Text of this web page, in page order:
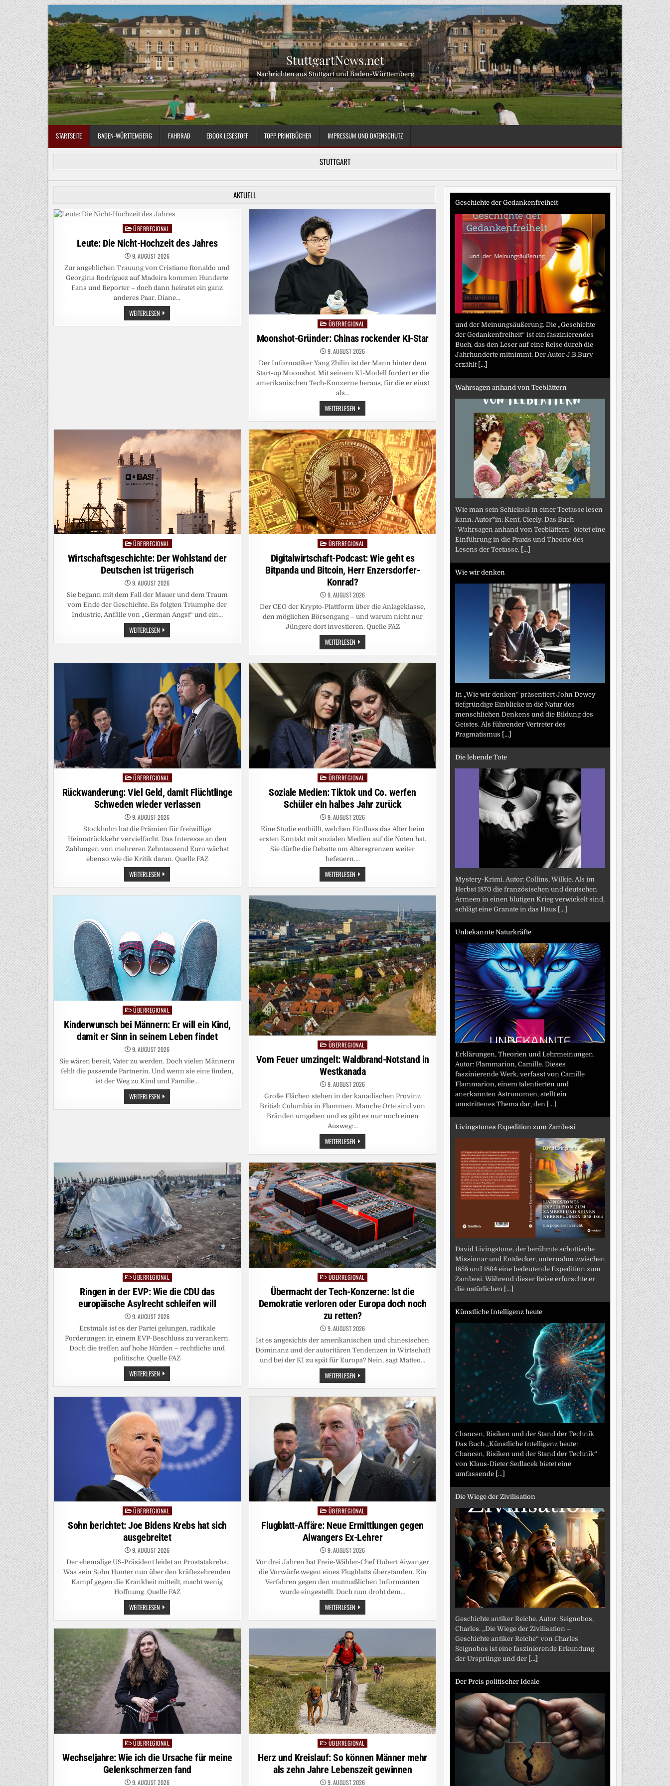
Skip
to
content
StuttgartNews.net
Nachrichten aus Stuttgart und Baden-Württemberg
STARTSEITE BADEN-WÜRTTEMBERG FAHRRAD EBOOK LESESTOFF TOPP PRINTBÜCHER IMPRESSUM UND DATENSCHUTZ
STUTTGART
AKTUELL
Posted
in
ÜBERREGIONAL
Leute: Die Nicht-Hochzeit des Jahres
9. AUGUST 2026
Zur angeblichen Trauung von Cristiano Ronaldo und
Georgina Rodríguez auf Madeira kommen Hunderte
Fans und Reporter – doch dann heiratet ein ganz
anderes Paar. Diane…
WEITERLESEN LEUTE:
DIE
NICHT-
Posted
in
ÜBERREGIONAL
Moonshot-Gründer: Chinas rockender KI-Star
9. AUGUST 2026
Der Informatiker Yang Zhilin ist der Mann hinter dem
Start-up Moonshot. Mit seinem KI-Modell fordert er die
amerikanischen Tech-Konzerne heraus, für die er einst
als…
WEITERLESEN MOONSHOT-
GRÜNDER:
CHINAS
KI-
STAR
PostedÜBERREGIONAL
Wirtschaftsgeschichte: Der Wohlstand der
Deutschen ist trügerisch
9. AUGUST 2026
Sie begann mit dem Fall der Mauer und dem Traum
vom Ende der Geschichte. Es folgten Triumphe der
Industrie, Anfälle von „German Angst“ und ein…
WEITERLESEN WIRTSCHAFTSGESCHICHTE:
DER
WOHLSTAND
IST
TRÜGERISCH
Posted
in
ÜBERREGIONAL
Digitalwirtschaft-Podcast: Wie geht es
Bitpanda und Bitcoin, Herr Enzersdorfer-
Konrad?
9. AUGUST 2026
Der CEO der Krypto-Plattform über die Anlageklasse,
den möglichen Börsengang – und warum nicht nur
Jüngere dort investieren. Quelle FAZ
WEITERLESEN DIGITALWIRTSCHAFT-
PODCAST:
WIE
GEHT
BITPANDA
UND
BITCOIN,
HERR
ENZERSDORFER-
KONRAD?
Posted
in
ÜBERREGIONAL
Rückwanderung: Viel Geld, damit Flüchtlinge
Schweden wieder verlassen
9. AUGUST 2026
Stockholm hat die Prämien für freiwillige
Heimatrückkehr vervielfacht. Das Interesse an den
Zahlungen von mehreren Zehntausend Euro wächst
ebenso wie die Kritik daran. Quelle FAZ
WEITERLESEN RÜCKWANDERUNG:
VIEL
GELD,
DAMIT
Posted
in
ÜBERREGIONAL
Soziale Medien: Tiktok und Co. werfen
Schüler ein halbes Jahr zurück
9. AUGUST 2026
Eine Studie enthüllt, welchen Einfluss das Alter beim
ersten Kontakt mit sozialen Medien auf die Noten hat.
Sie dürfte die Debatte um Altersgrenzen weiter
befeuern….
WEITERLESEN SOZIALE
MEDIEN:
TIKTOK
UND
SCHÜLER
EIN
HALBES
JAHR
ZURÜCK
Posted
in
ÜBERREGIONAL
Kinderwunsch bei Männern: Er will ein Kind,
damit er Sinn in seinem Leben findet
9. AUGUST 2026
Sie wären bereit, Vater zu werden. Doch vielen Männern
fehlt die passende Partnerin. Und wenn sie eine finden,
ist der Weg zu Kind und Familie…
WEITERLESEN KINDERWUNSCH
BEI
MÄNNERN:
IN
LEBEN
FINDET
Posted
in
ÜBERREGIONAL
Vom Feuer umzingelt: Waldbrand-Notstand in
Westkanada
9. AUGUST 2026
Große Flächen stehen in der kanadischen Provinz
British Columbia in Flammen. Manche Orte sind von
Bränden umgeben und es gibt es nur noch einen
Ausweg:…
WEITERLESEN VOM
FEUER
UMZINGELT:
WALDBRAND-
NOTSTAND
IN
WESTKANADA
Posted
in
ÜBERREGIONAL
Ringen in der EVP: Wie die CDU das
europäische Asylrecht schleifen will
9. AUGUST 2026
Erstmals ist es der Partei gelungen, radikale
Forderungen in einem EVP-Beschluss zu verankern.
Doch die treffen auf hohe Hürden – rechtliche und
politische. Quelle FAZ
WEITERLESEN RINGEN
IN
DER
WIE
DIE
CDU
DAS
EUROPÄISCHE
ASYLRECHT
SCHLEIFEN
WILL
Posted
in
ÜBERREGIONAL
Übermacht der Tech-Konzerne: Ist die
Demokratie verloren oder Europa doch noch
zu retten?
9. AUGUST 2026
Ist es angesichts der amerikanischen und chinesischen
Dominanz und der autoritären Tendenzen in Wirtschaft
und bei der KI zu spät für Europa? Nein, sagt Matteo…
WEITERLESEN ÜBERMACHT
DER
TECH-
IST
DIE
DEMOKRATIE
VERLOREN
ODER
EUROPA
DOCH
NOCH
ZU
RETTEN?
Posted
in
ÜBERREGIONAL
Sohn berichtet: Joe Bidens Krebs hat sich
ausgebreitet
9. AUGUST 2026
Der ehemalige US-Präsident leidet an Prostatakrebs.
Was sein Sohn Hunter nun über den kräftezehrenden
Kampf gegen die Krankheit mitteilt, macht wenig
Hoffnung. Quelle FAZ
WEITERLESEN SOHN
BERICHTET:
JOE
BIDENS
KREBS
HAT
SICH
AUSGEBREITET
PostedÜBERREGIONAL
Flugblatt-Affäre: Neue Ermittlungen gegen
Aiwangers Ex-Lehrer
9. AUGUST 2026
Vor drei Jahren hat Freie-Wähler-Chef Hubert Aiwanger
die Vorwürfe wegen eines Flugblatts überstanden. Ein
Verfahren gegen den mutmaßlichen Informanten
wurde eingestellt. Doch nun droht dem…
WEITERLESEN FLUGBLATT-
AFFÄRE:
NEUE
ERMITTLUNGEN
EX-
LEHRER
Posted
in
ÜBERREGIONAL
Wechseljahre: Wie ich die Ursache für meine
Gelenkschmerzen fand
9. AUGUST 2026
PostedÜBERREGIONAL
Herz und Kreislauf: So können Männer mehr
als zehn Jahre Lebenszeit gewinnen
9. AUGUST 2026
Geschichte der Gedankenfreiheit
und der Meinungsäußerung. Die „Geschichte
der Gedankenfreiheit“ ist ein faszinierendes
Buch, das den Leser auf eine Reise durch die
Jahrhunderte mitnimmt. Der Autor J.B.Bury
erzählt [...]
Wahrsagen anhand von Teeblättern
Wie man sein Schicksal in einer Teetasse lesen
kann. Autor*in: Kent, Cicely. Das Buch
"Wahrsagen anhand von Teeblättern" bietet eine
Einführung in die Praxis und Theorie des
Lesens der Teetasse. [...]
Wie wir denken
In „Wie wir denken“ präsentiert John Dewey
tiefgründige Einblicke in die Natur des
menschlichen Denkens und die Bildung des
Geistes. Als führender Vertreter des
Pragmatismus [...]
Die lebende Tote
Mystery-Krimi. Autor: Collins, Wilkie. Als im
Herbst 1870 die französischen und deutschen
Armeen in einen blutigen Krieg verwickelt sind,
schlägt eine Granate in das Haus [...]
Unbekannte Naturkräfte
Erklärungen, Theorien und Lehrmeinungen.
Autor: Flammarion, Camille. Dieses
faszinierende Werk, verfasst von Camille
Flammarion, einem talentierten und
anerkannten Astronomen, stellt ein
umstrittenes Thema dar, den [...]
Livingstones Expedition zum Zambesi
David Livingstone, der berühmte schottische
Missionar und Entdecker, unternahm zwischen
1858 und 1864 eine bedeutende Expedition zum
Zambesi. Während dieser Reise erforschte er
die natürlichen [...]
Künstliche Intelligenz heute
Chancen, Risiken und der Stand der Technik
Das Buch „Künstliche Intelligenz heute:
Chancen, Risiken und der Stand der Technik“
von Klaus-Dieter Sedlacek bietet eine
umfassende [...]
Die Wiege der Zivilisation
Geschichte antiker Reiche. Autor: Seignobos,
Charles. „Die Wiege der Zivilisation –
Geschichte antiker Reiche“ von Charles
Seignobos ist eine faszinierende Erkundung
der Ursprünge und der [...]
Der Preis politischer Ideale